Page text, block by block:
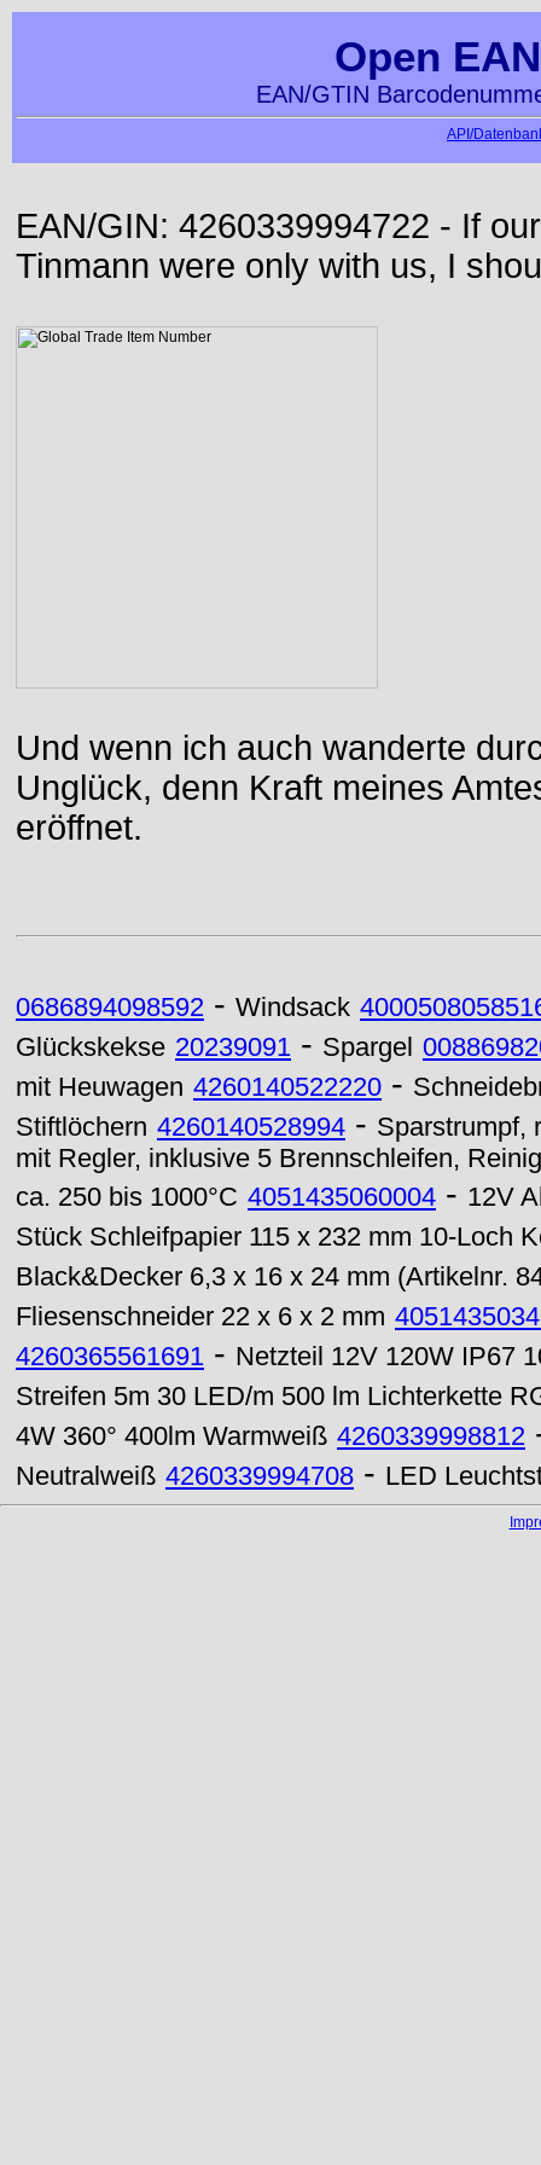
Open
EAN/GTIN
API/
EAN/GIN: 4260339994722 - If
Tinmann were only with us, I
Und wenn ich auch wanderte
Unglück, denn Kraft meines
eröffnet.
0686894098592 - Windsack
Glückskekse 20239091 - Spargel
mit Heuwagen 4260140522220 -
Stiftlöchern 4260140528994 - Sparstrumpf,
mit Regler, inklusive 5 Brennschleifen,
ca. 250 bis 1000°C 4051435060004 - 12V
Stück Schleifpapier 115 x 232 mm 10-Loch
Black&Decker 6,3 x 16 x 24 mm (Artikelnr.
Fliesenschneider 22 x 6 x 2 mm
4260365561691 - Netzteil 12V 120W IP67
Streifen 5m 30 LED/m 500 lm Lichterkette
4W 360° 400lm Warmweiß 4260339998812
Neutralweiß 4260339994708 - LED